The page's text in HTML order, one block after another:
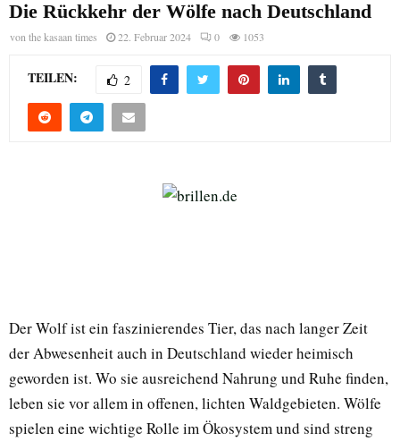
Die Rückkehr der Wölfe nach Deutschland
vonthe kasaan times 22. Februar 2024 0 1053
TEILEN: 2
Der Wolf ist ein faszinierendes Tier, das nach langer Zeit
der Abwesenheit auch in Deutschland wieder heimisch
geworden ist. Wo sie ausreichend Nahrung und Ruhe finden,
leben sie vor allem in offenen, lichten Waldgebieten. Wölfe
spielen eine wichtige Rolle im Ökosystem und sind streng